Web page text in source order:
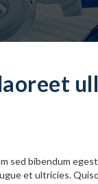
sed bibendum
et ultricies.